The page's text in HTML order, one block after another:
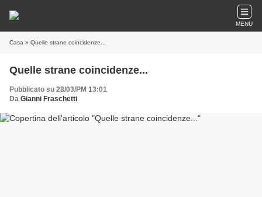
MENU
Casa » Quelle strane coincidenze...
Quelle strane coincidenze...
Pubblicato su 28/03/PM 13:01
Da Gianni Fraschetti